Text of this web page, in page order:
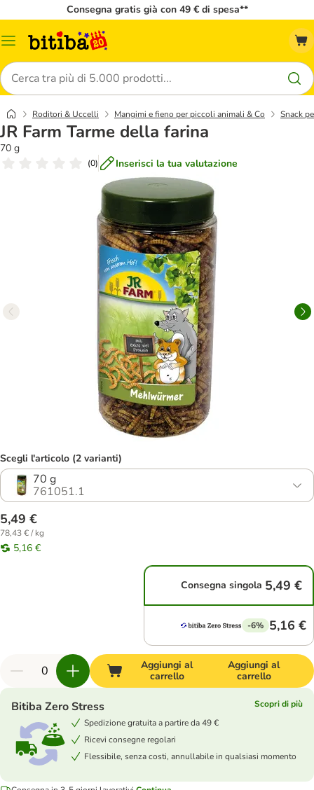
Consegna gratis già con 49 € di spesa**
Overview
Cerca
Roditori & Uccelli Mangimi e fieno per piccoli animali & Co Snack
JR Farm Tarme della farina
70 g
(0) Inserisci la tua valutazione
Scegli l'articolo (2 varianti)
70 g
761051.1
5,49 €
78,43 € / kg
5,16 €
Consegna singola 5,49 €
-6% 5,16 €
Aggiungi al
carrello
Aggiungi al
carrello
Bitiba Zero Stress
Scopri di più
Spedizione gratuita a partire da 49 €
Ricevi consegne regolari
Flessibile, senza costi, annullabile in qualsiasi momento